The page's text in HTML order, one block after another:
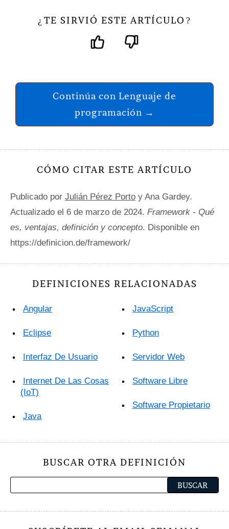
¿ TE SIRVIÓ ESTE ARTÍCULO ?
Continúa con Lenguaje de
programación →
CÓMO CITAR ESTE ARTÍCULO
Publicado por Julián Pérez Porto y Ana Gardey.
Actualizado el 6 de marzo de 2024. Framework - Qué
es, ventajas, definición y concepto. Disponible en
https://definicion.de/framework/
DEFINICIONES RELACIONADAS
Angular
Eclipse
Interfaz De Usuario
Internet De Las Cosas
(IoT)
Java
JavaScript
Python
Servidor Web
Software Libre
Software Propietario
BUSCAR OTRA DEFINICIÓN